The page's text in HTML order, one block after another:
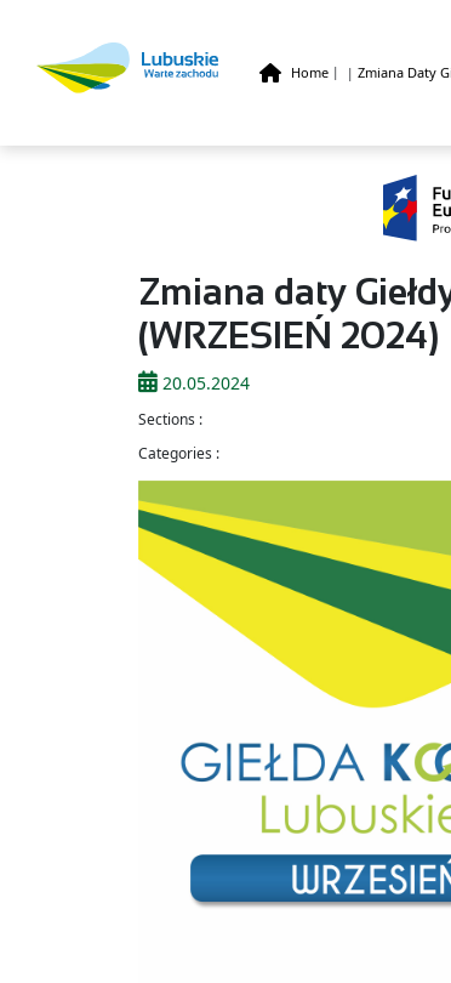
Home | | Zmiana Daty
Zmiana daty
(WRZESIEŃ 2024)
20.05.2024
Sections :
Categories :